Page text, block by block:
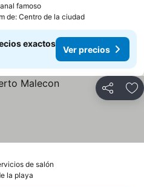
famoso
de: Centro de la ciudad
exactos
Ver precios
Compartir
de salón
la playa